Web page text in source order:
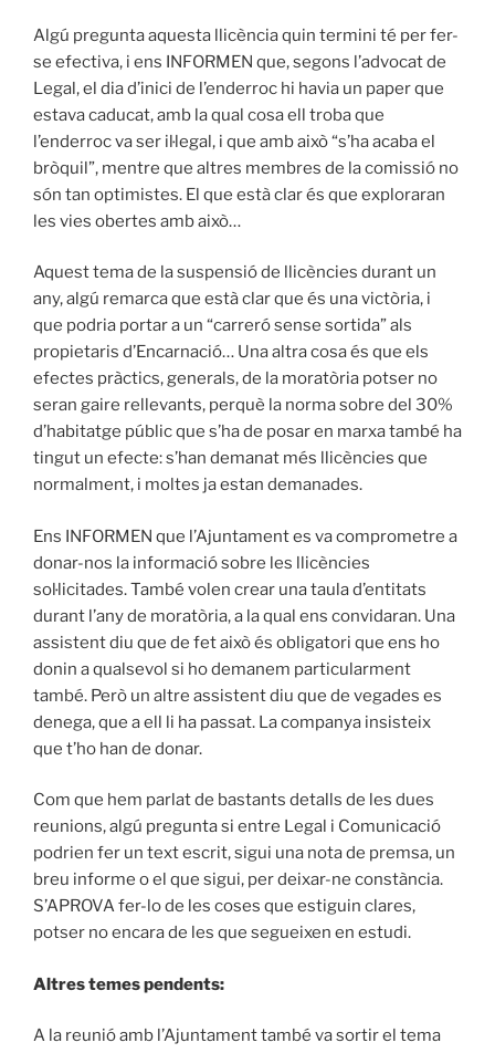
Algú pregunta aquesta llicència quin termini té per fer-
se efectiva, i ens INFORMEN que, segons l’advocat de
Legal, el dia d’inici de l’enderroc hi havia un paper que
estava caducat, amb la qual cosa ell troba que
l’enderroc va ser il·legal, i que amb això “s’ha acaba el
bròquil”, mentre que altres membres de la comissió no
són tan optimistes. El que està clar és que exploraran
les vies obertes amb això…
Aquest tema de la suspensió de llicències durant un
any, algú remarca que està clar que és una victòria, i
que podria portar a un “carreró sense sortida” als
propietaris d’Encarnació… Una altra cosa és que els
efectes pràctics, generals, de la moratòria potser no
seran gaire rellevants, perquè la norma sobre del 30%
d’habitatge públic que s’ha de posar en marxa també ha
tingut un efecte: s’han demanat més llicències que
normalment, i moltes ja estan demanades.
Ens INFORMEN que l’Ajuntament es va comprometre a
donar-nos la informació sobre les llicències
sol·licitades. També volen crear una taula d’entitats
durant l’any de moratòria, a la qual ens convidaran. Una
assistent diu que de fet això és obligatori que ens ho
donin a qualsevol si ho demanem particularment
també. Però un altre assistent diu que de vegades es
denega, que a ell li ha passat. La companya insisteix
que t’ho han de donar.
Com que hem parlat de bastants detalls de les dues
reunions, algú pregunta si entre Legal i Comunicació
podrien fer un text escrit, sigui una nota de premsa, un
breu informe o el que sigui, per deixar-ne constància.
S’APROVA fer-lo de les coses que estiguin clares,
potser no encara de les que segueixen en estudi.
Altres temes pendents:
A la reunió amb l’Ajuntament també va sortir el tema